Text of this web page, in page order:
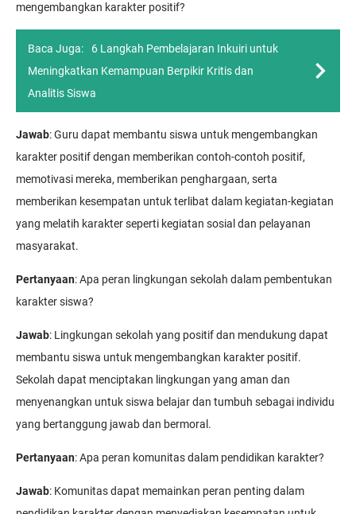
mengembangkan karakter positif?
Baca Juga:
6 Langkah Pembelajaran Inkuiri untuk
Meningkatkan Kemampuan Berpikir Kritis dan
Analitis Siswa
Jawab: Guru dapat membantu siswa untuk mengembangkan
karakter positif dengan memberikan contoh-contoh positif,
memotivasi mereka, memberikan penghargaan, serta
memberikan kesempatan untuk terlibat dalam kegiatan-kegiatan
yang melatih karakter seperti kegiatan sosial dan pelayanan
masyarakat.
Pertanyaan: Apa peran lingkungan sekolah dalam pembentukan
karakter siswa?
Jawab: Lingkungan sekolah yang positif dan mendukung dapat
membantu siswa untuk mengembangkan karakter positif.
Sekolah dapat menciptakan lingkungan yang aman dan
menyenangkan untuk siswa belajar dan tumbuh sebagai individu
yang bertanggung jawab dan bermoral.
Pertanyaan: Apa peran komunitas dalam pendidikan karakter?
Jawab: Komunitas dapat memainkan peran penting dalam